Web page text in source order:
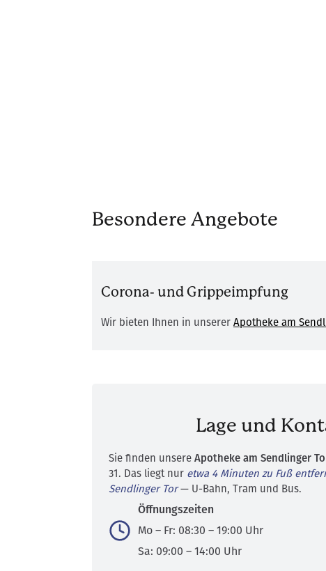
Besondere Angebote
Corona- und Grippeimpfung
Wir bieten Ihnen in unserer Apotheke am
Lage und
Sie finden unsere Apotheke am Sendlinger
31. Das liegt nur etwa 4 Minuten zu Fuß
Sendlinger Tor— U-Bahn, Tram und Bus.
Öffnungszeiten
Mo – Fr: 08:30 – 19:00 Uhr
Sa: 09:00 – 14:00 Uhr